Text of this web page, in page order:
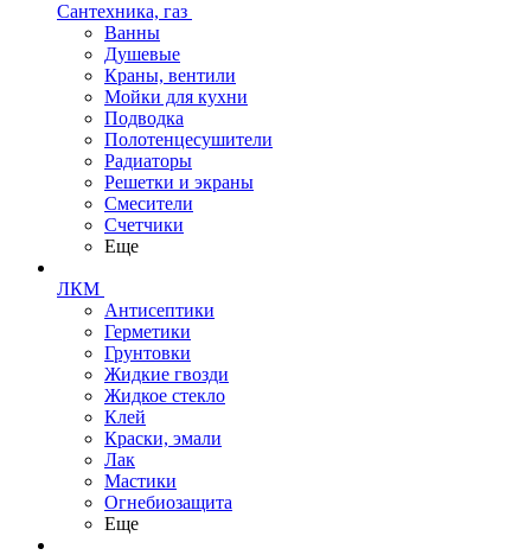
Сантехника, газ
Ванны
Душевые
Краны, вентили
Мойки для кухни
Подводка
Полотенцесушители
Радиаторы
Решетки и экраны
Смесители
Счетчики
Еще
ЛКМ
Антисептики
Герметики
Грунтовки
Жидкие гвозди
Жидкое стекло
Клей
Краски, эмали
Лак
Мастики
Огнебиозащита
Еще